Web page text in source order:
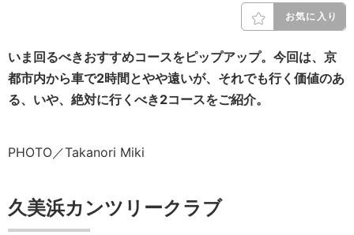
お気に入り
いま回るべきおすすめコースをピップアップ。今回は、京
都市内から車で2時間とやや遠いが、それでも行く価値のあ
る、いや、絶対に行くべき2コースをご紹介。
PHOTO／Takanori Miki
久美浜カンツリークラブ